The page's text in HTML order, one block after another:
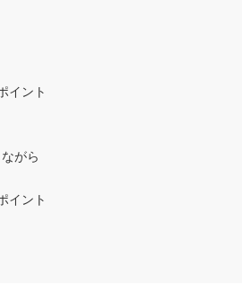
イント
がら
イント